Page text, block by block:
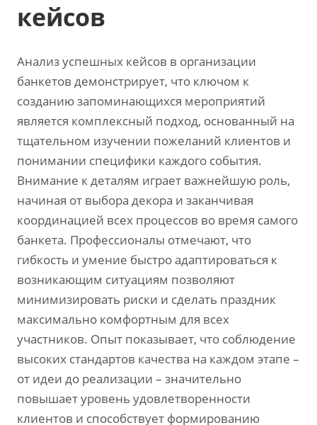
кейсов
Анализ успешных кейсов в организации
банкетов демонстрирует, что ключом к
созданию запоминающихся мероприятий
является комплексный подход, основанный на
тщательном изучении пожеланий клиентов и
понимании специфики каждого события.
Внимание к деталям играет важнейшую роль,
начиная от выбора декора и заканчивая
координацией всех процессов во время самого
банкета. Профессионалы отмечают, что
гибкость и умение быстро адаптироваться к
возникающим ситуациям позволяют
минимизировать риски и сделать праздник
максимально комфортным для всех
участников. Опыт показывает, что соблюдение
высоких стандартов качества на каждом этапе –
от идеи до реализации – значительно
повышает уровень удовлетворенности
клиентов и способствует формированию